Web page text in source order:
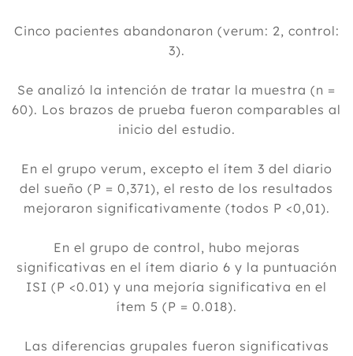
Cinco pacientes abandonaron (verum: 2, control:
3).
Se analizó la intención de tratar la muestra (n =
60). Los brazos de prueba fueron comparables al
inicio del estudio.
En el grupo verum, excepto el ítem 3 del diario
del sueño (P = 0,371), el resto de los resultados
mejoraron significativamente (todos P <0,01).
En el grupo de control, hubo mejoras
significativas en el ítem diario 6 y la puntuación
ISI (P <0.01) y una mejoría significativa en el
ítem 5 (P = 0.018).
Las diferencias grupales fueron significativas